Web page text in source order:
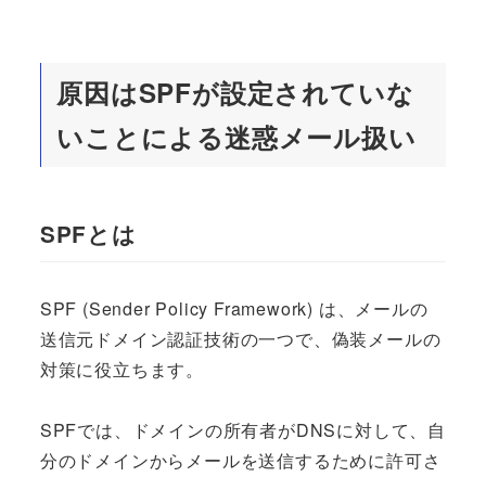
原因はSPFが設定されていな
いことによる迷惑メール扱い
SPFとは
SPF (Sender Policy Framework) は、メールの
送信元ドメイン認証技術の一つで、偽装メールの
対策に役立ちます。
SPFでは、ドメインの所有者がDNSに対して、自
分のドメインからメールを送信するために許可さ